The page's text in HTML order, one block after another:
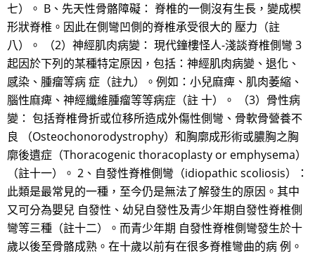
七）。 B、先天性骨骼障礙： 脊椎的一側沒有生長，變成楔
形狀脊椎。因此在側彎凹側的脊椎承受很大的 壓力（註
八）。 （2）神經肌肉病變： 現代鐘樓怪人-淺談脊椎側彎 3
起因於下列的某種特定原因，包括：神經肌肉病變、退化、
感染、腫瘤等病 症（註九）。例如：小兒麻痺、肌肉萎縮、
腦性麻痺、神經纖維腫瘤等等病症（註 十）。 （3）骨性病
變： 包括脊椎骨折或位移所造成外傷性側彎、骨軟骨營養不
良 （Osteochonorodystrophy）和胸廓成形術或膿胸之胸
廓後遺症（Thoracogenic thoracoplasty or emphysema）
（註十一）。 2、自發性脊椎側彎（idiopathic scoliosis）：
此類是最常見的一種，至今仍是無法了解發生的原因。其中
又可分為嬰兒 自發性、幼兒自發性及青少年期自發性脊椎側
彎等三種（註十二）。而青少年期 自發性脊椎側彎發生於十
歲以後至骨骼成熟。在十歲以前有在很多脊椎彎曲的病 例。